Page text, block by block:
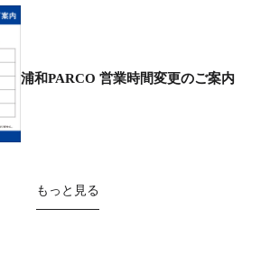
浦和PARCO 営業時間変更のご案内
もっと見る